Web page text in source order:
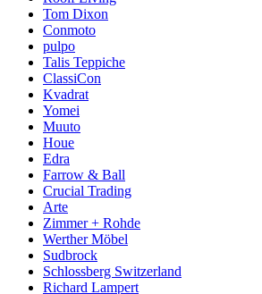
Tom Dixon
Conmoto
pulpo
Talis Teppiche
ClassiCon
Kvadrat
Yomei
Muuto
Houe
Edra
Farrow & Ball
Crucial Trading
Arte
Zimmer + Rohde
Werther Möbel
Sudbrock
Schlossberg Switzerland
Richard Lampert